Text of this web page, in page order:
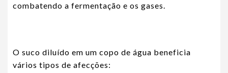
combatendo a fermentação e os gases.
O suco diluído em um copo de água beneficia
vários tipos de afecções: